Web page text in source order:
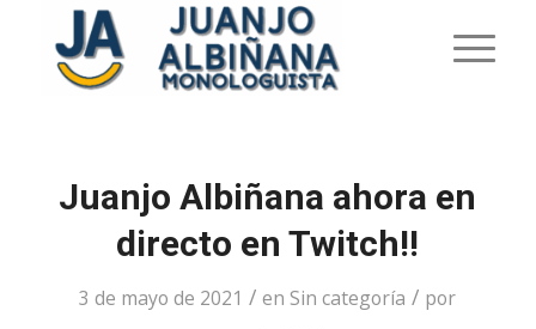
Juanjo Albiñana ahora en
directo en Twitch!!
3 de mayo de 2021 / en Sin categoría / por